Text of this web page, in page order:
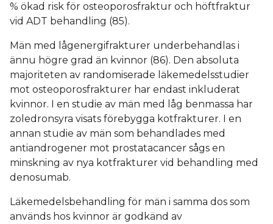
% ökad risk för osteoporosfraktur och höftfraktur
vid ADT behandling (85).
Män med lågenergifrakturer underbehandlas i
ännu högre grad än kvinnor (86). Den absoluta
majoriteten av randomiserade läkemedelsstudier
mot osteoporosfrakturer har endast inkluderat
kvinnor. I en studie av män med låg benmassa har
zoledronsyra visats förebygga kotfrakturer. I en
annan studie av män som behandlades med
antiandrogener mot prostatacancer sågs en
minskning av nya kotfrakturer vid behandling med
denosumab.
Läkemedelsbehandling för män i samma dos som
används hos kvinnor är godkänd av